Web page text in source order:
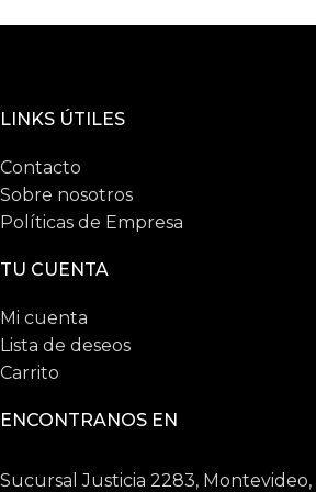
LINKS ÚTILES
Contacto
Sobre nosotros
Políticas de Empresa
TU CUENTA
Mi cuenta
Lista de deseos
Carrito
ENCONTRANOS EN
Sucursal Justicia 2283,